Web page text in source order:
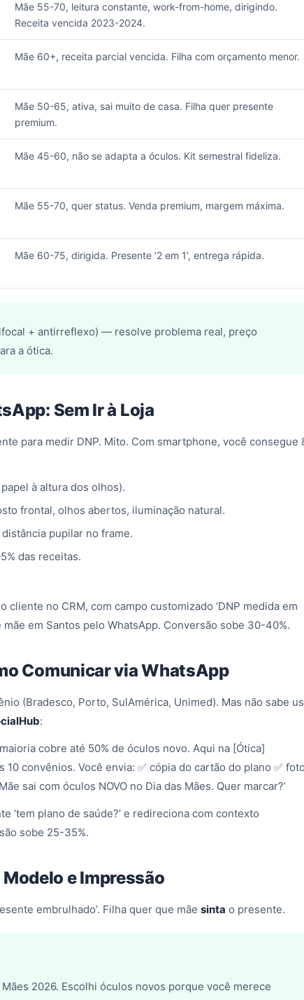
Mãe 55-70, leitura constante, work-from-home, dirigindo.
Receita vencida 2023-2024.
Mãe 60+, receita parcial vencida. Filha com orçamento menor.
Mãe 50-65, ativa, sai muito de casa. Filha quer presente
premium.
Mãe 45-60, não se adapta a óculos. Kit semestral fideliza.
Mãe 55-70, quer status. Venda premium, margem máxima.
Mãe 60-75, dirigida. Presente ‘2 em 1’, entrega rápida.
+ antirreflexo) — resolve problema real, preço
a ótica.
Sem Ir à Loja
para medir DNP. Mito. Com smartphone, você consegue
à altura dos olhos).
frontal, olhos abertos, iluminação natural.
pupilar no frame.
das receitas.
no CRM, com campo customizado ‘DNP medida em
em Santos pelo WhatsApp. Conversão sobe 30-40%.
Comunicar via WhatsApp
(Bradesco, Porto, SulAmérica, Unimed). Mas não sabe
:
cobre até 50% de óculos novo. Aqui na [Ótica]
convênios. Você envia: ✅ cópia do cartão do plano ✅
sai com óculos NOVO no Dia das Mães. Quer marcar?’
‘tem plano de saúde?’ e redireciona com contexto
sobe 25-35%.
Modelo e Impressão
embrulhado’. Filha quer que mãe sinta o presente.
2026. Escolhi óculos novos porque você merece